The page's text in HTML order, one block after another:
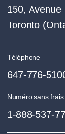
150, Avenue
Toronto
Téléphone
647-776-
Numéro sans frais
1-888-537-